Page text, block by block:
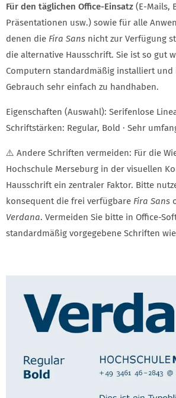
Für den täglichen Office-Einsatz (E-Mails,
Präsentationen usw.) sowie für alle
denen die Fira Sans nicht zur Verfügung
die alternative Hausschrift. Sie ist so gut
Computern standardmäßig installiert und
Gebrauch sehr einfach zu handhaben.
Eigenschaften (Auswahl): Serifenlose
Schriftstärken: Regular, Bold · Sehr
⚠️ Andere Schriften vermeiden: Für die
Hochschule Merseburg in der visuellen
Hausschrift ein zentraler Faktor. Bitte
konsequent die frei verfügbare Fira Sans
Verdana. Vermeiden Sie bitte in Office-
standardmäßig vorgegebene Schriften